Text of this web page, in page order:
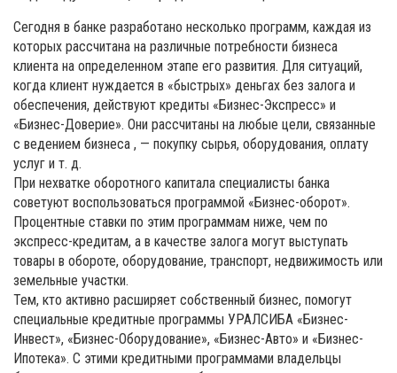
Сегодня в банке разработано несколько программ, каждая из
которых рассчитана на различные потребности бизнеса
клиента на определенном этапе его развития. Для ситуаций,
когда клиент нуждается в «быстрых» деньгах без залога и
обеспечения, действуют кредиты «Бизнес-Экспресс» и
«Бизнес-Доверие». Они рассчитаны на любые цели, связанные
с ведением бизнеса , — покупку сырья, оборудования, оплату
услуг и т. д.
При нехватке оборотного капитала специалисты банка
советуют воспользоваться программой «Бизнес-оборот».
Процентные ставки по этим программам ниже, чем по
экспресс-кредитам, а в качестве залога могут выступать
товары в обороте, оборудование, транспорт, недвижимость или
земельные участки.
Тем, кто активно расширяет собственный бизнес, помогут
специальные кредитные программы УРАЛСИБА «Бизнес-
Инвест», «Бизнес-Оборудование», «Бизнес-Авто» и «Бизнес-
Ипотека». С этими кредитными программами владельцы